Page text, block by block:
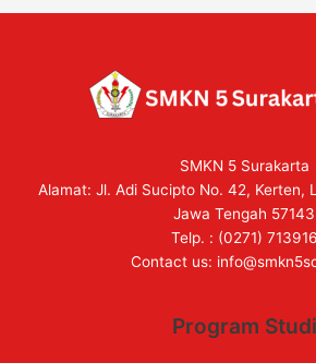
SMKN 5 Surakarta
Alamat: Jl. Adi Sucipto No. 42, Kerten,
Jawa Tengah 57143
Telp. : (0271) 713916
Contact us:
Program Studi